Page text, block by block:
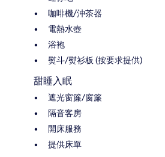
咖啡機/沖茶器
電熱水壺
浴袍
熨斗/熨衫板 (按要求提供)
甜睡入眠
遮光窗簾/窗簾
隔音客房
開床服務
提供床單